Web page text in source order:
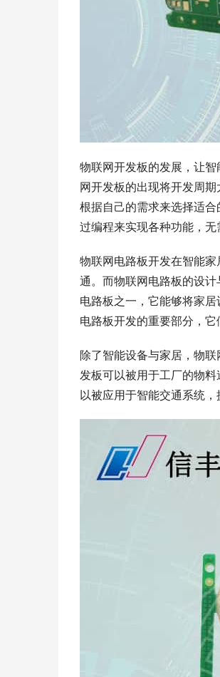
物联网开发板的发展，让
网开发板的出现将开发周
根据自己的需求来选择适
过编程来实现各种功能，无
物联网电路板开发在智能
通。而物联网电路板的设
电路板之一，它能够将家
电路板开发的重要部分，
除了智能设备与家居，物
发板可以被用于工厂的物
以被应用于智能交通系统，